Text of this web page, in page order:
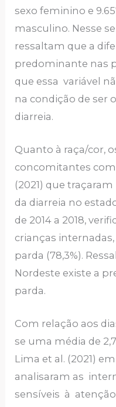
sexo feminino e
masculino. Nesse
ressaltam que a
predominante nas
que essa variável
na condição de ser
diarreia.
Quanto à raça/cor,
concomitantes com
(2021) que
da diarreia no
de 2014 a 2018,
crianças
parda (78,3%).
Nordeste existe a
parda.
Com relação aos
se uma média de
Lima et al. (2021)
analisaram as
sensíveis à